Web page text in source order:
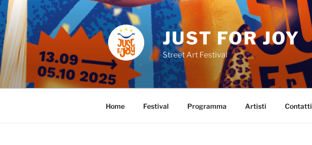
Skip
to
content
JUST FOR JOY
Street Art Festival
Home Festival Programma Artisti Contatti